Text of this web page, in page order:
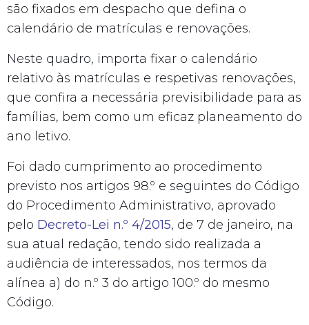
são fixados em despacho que defina o
calendário de matrículas e renovações.
Neste quadro, importa fixar o calendário
relativo às matrículas e respetivas renovações,
que confira a necessária previsibilidade para as
famílias, bem como um eficaz planeamento do
ano letivo.
Foi dado cumprimento ao procedimento
previsto nos artigos 98.º e seguintes do Código
do Procedimento Administrativo, aprovado
pelo Decreto-Lei n.º 4/2015, de 7 de janeiro, na
sua atual redação, tendo sido realizada a
audiência de interessados, nos termos da
alínea a) do n.º 3 do artigo 100.º do mesmo
Código.